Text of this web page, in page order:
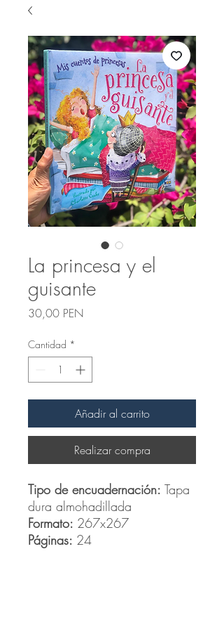
La princesa y el
guisante
30,00 PENPrecio
Cantidad *
Añadir al carrito
Realizar compra
Tipo de encuadernación: Tapa
dura almohadillada
Formato: 267x267
Páginas: 24